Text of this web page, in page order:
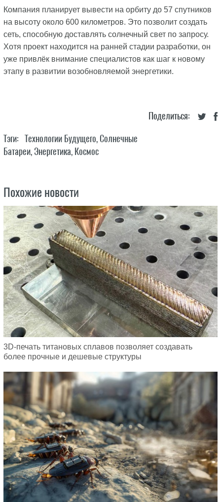
Компания планирует вывести на орбиту до 57 спутников
на высоту около 600 километров. Это позволит создать
сеть, способную доставлять солнечный свет по запросу.
Хотя проект находится на ранней стадии разработки, он
уже привлёк внимание специалистов как шаг к новому
этапу в развитии возобновляемой энергетики.
Поделиться:
Тэги: Технологии Будущего,Солнечные
Батареи, Энергетика, Космос
Похожие новости
3D-печать титановых сплавов позволяет создавать
более прочные и дешевые структуры